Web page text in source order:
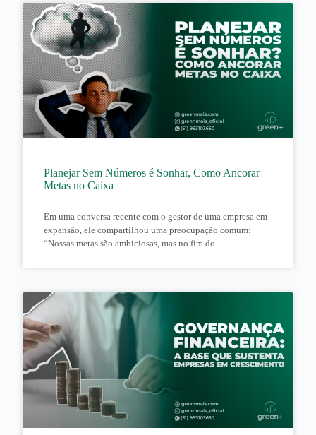
Planejar Sem Números é Sonhar, Como Ancorar
Metas no Caixa
Em uma conversa recente com o gestor de uma empresa em
expansão, ele compartilhou uma preocupação comum:
“Nossas metas são ambiciosas, mas no fim do